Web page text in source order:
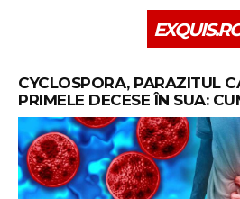
CYCLOSPORA, PARAZITUL
PRIMELE DECESE ÎN SUA: